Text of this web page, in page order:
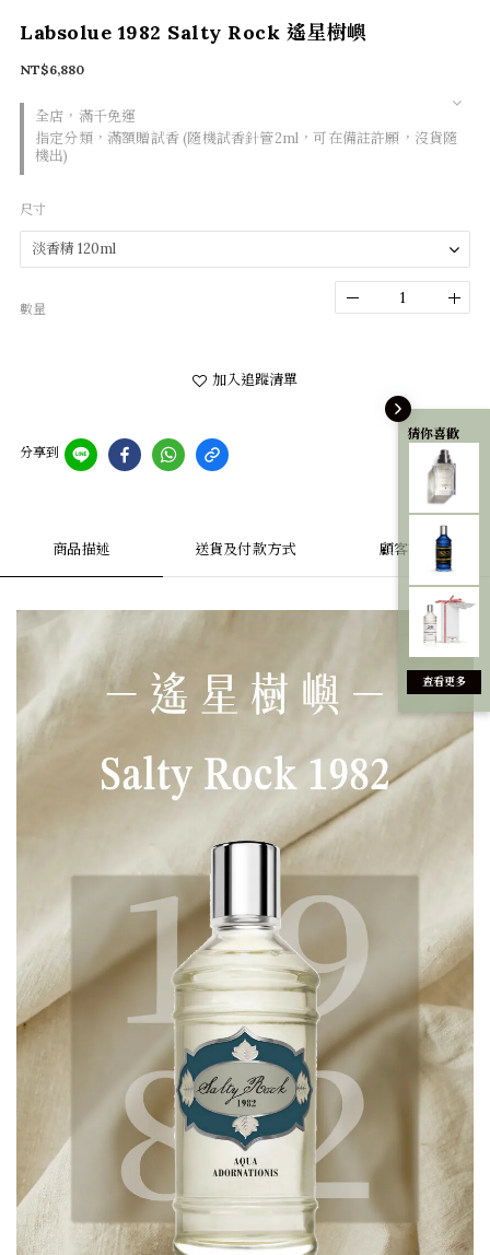
猜你喜歡
Labsolue 1982 Salty Rock 遙星樹嶼
全店，滿千免運
指定分類，滿額贈試香 (隨機試香針管2ml，可在備註許願，沒貨隨
機出)
NT$6,880
尺寸
數量
加入追蹤清單
分享到
商品描述 送貨及付款方式 顧客評價